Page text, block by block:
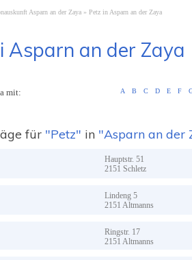
Asparn an der Zaya Petz in Asparn an der Zaya
Asparn an der Zaya
mit: A B C D E F
für "Petz" in "Asparn an der
Hauptstr. 51
2151 Schletz
Lindeng 5
2151 Altmanns
Ringstr. 17
2151 Altmanns